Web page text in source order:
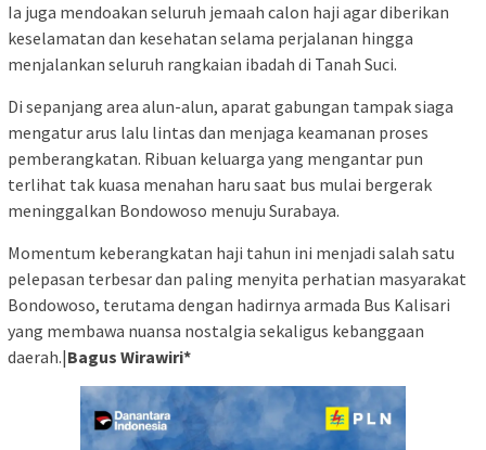
Ia juga mendoakan seluruh jemaah calon haji agar diberikan
keselamatan dan kesehatan selama perjalanan hingga
menjalankan seluruh rangkaian ibadah di Tanah Suci.
Di sepanjang area alun-alun, aparat gabungan tampak siaga
mengatur arus lalu lintas dan menjaga keamanan proses
pemberangkatan. Ribuan keluarga yang mengantar pun
terlihat tak kuasa menahan haru saat bus mulai bergerak
meninggalkan Bondowoso menuju Surabaya.
Momentum keberangkatan haji tahun ini menjadi salah satu
pelepasan terbesar dan paling menyita perhatian masyarakat
Bondowoso, terutama dengan hadirnya armada Bus Kalisari
yang membawa nuansa nostalgia sekaligus kebanggaan
daerah.|Bagus Wirawiri*